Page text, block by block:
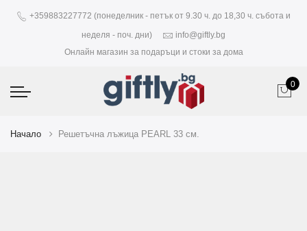
+359883227772 (понеделник - петък от 9.30 ч. до 18,30 ч. събота и
неделя - поч. дни)
info@giftly.bg
Онлайн магазин за подаръци и стоки за дома
0
Начало Решетъчна лъжица PEARL 33 см.